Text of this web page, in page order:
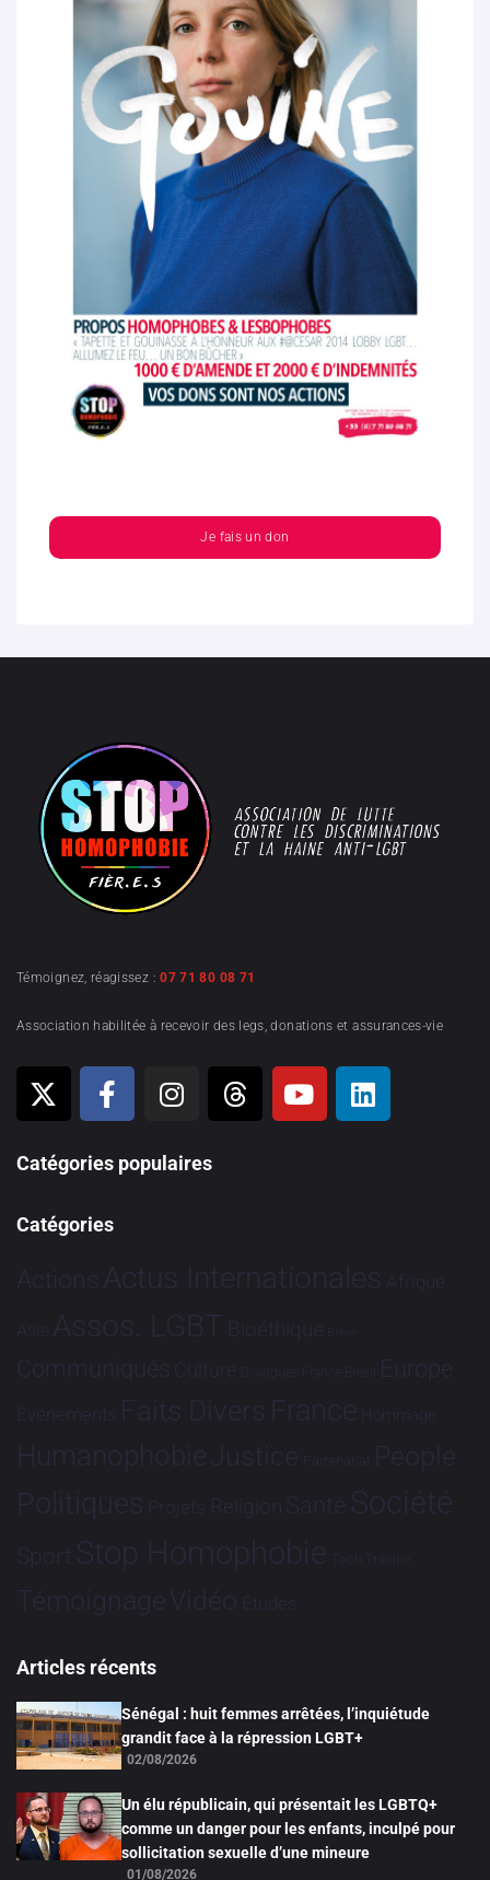
Je fais un don
Témoignez, réagissez :07 71 80 08 71
Association habilitée à recevoir des legs, donations et assurances-vie
Catégories populaires
Catégories
Actions Actus Internationales Afrique
Asie Assos. LGBT Bioéthique Brève
Communiqués Culture Dialogues France-Brésil Europe
Evénements Faits Divers France Hommage
HumanophobieJustice Partenariat People
Politiques Projets Religion Santé Société
Sport Stop Homophobie Tech Tribune
TémoignageVidéo Études
Articles récents
Sénégal : huit femmes arrêtées, l’inquiétude
grandit face à la répression LGBT+
02/08/2026
Un élu républicain, qui présentait les LGBTQ+
comme un danger pour les enfants, inculpé pour
sollicitation sexuelle d’une mineure
01/08/2026